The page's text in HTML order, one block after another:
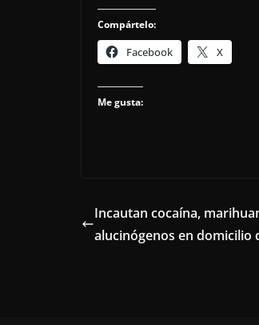
Compártelo:
Facebook X
Me gusta:
Incautan cocaína,
alucinógenos en domicilio